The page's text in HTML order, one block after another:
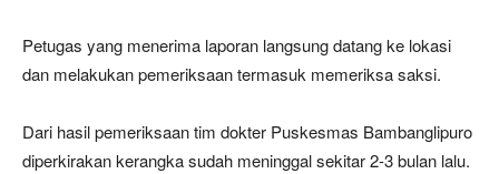
Petugas yang menerima laporan langsung datang ke lokasi
dan melakukan pemeriksaan termasuk memeriksa saksi.
Dari hasil pemeriksaan tim dokter Puskesmas Bambanglipuro
diperkirakan kerangka sudah meninggal sekitar 2-3 bulan lalu.